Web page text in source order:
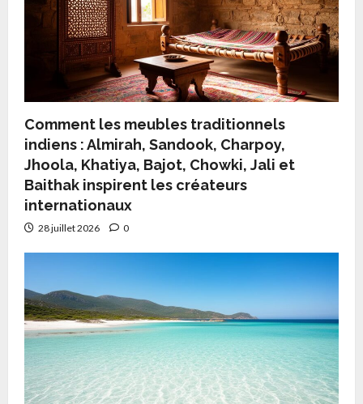
Comment les meubles traditionnels
indiens : Almirah, Sandook, Charpoy,
Jhoola, Khatiya, Bajot, Chowki, Jali et
Baithak inspirent les créateurs
internationaux
28 juillet 2026 0